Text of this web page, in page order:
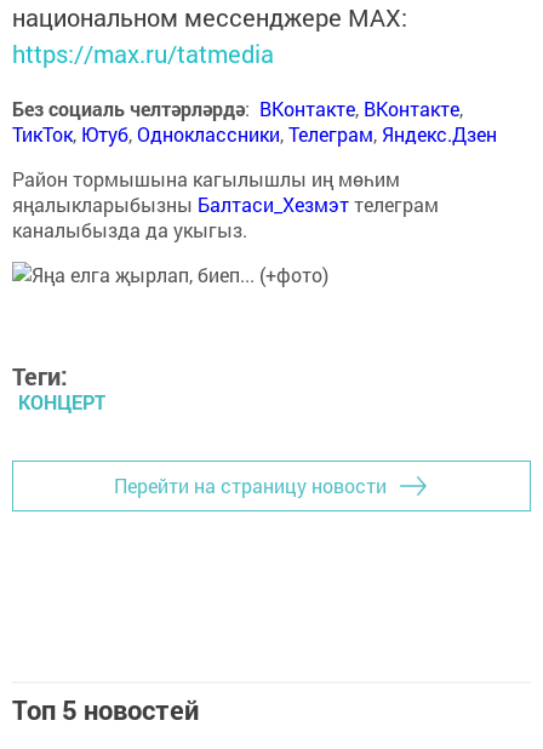
национальном мессенджере MАХ:
https://max.ru/tatmedia
Без социаль челтәрләрдә: ВКонтакте, ВКонтакте,
ТикТок, Ютуб,Одноклассники,Телеграм, Яндекс.Дзен
Район тормышына кагылышлы иң мөһим
яңалыкларыбызны Балтаси_Хезмэттелеграм
каналыбызда да укыгыз.
Теги:
КОНЦЕРТ
Перейти на страницу новости
Топ 5 новостей